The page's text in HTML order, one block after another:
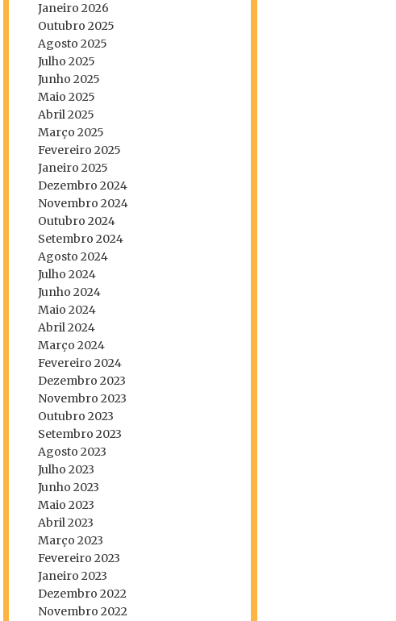
Janeiro 2026
Outubro 2025
Agosto 2025
Julho 2025
Junho 2025
Maio 2025
Abril 2025
Março 2025
Fevereiro 2025
Janeiro 2025
Dezembro 2024
Novembro 2024
Outubro 2024
Setembro 2024
Agosto 2024
Julho 2024
Junho 2024
Maio 2024
Abril 2024
Março 2024
Fevereiro 2024
Dezembro 2023
Novembro 2023
Outubro 2023
Setembro 2023
Agosto 2023
Julho 2023
Junho 2023
Maio 2023
Abril 2023
Março 2023
Fevereiro 2023
Janeiro 2023
Dezembro 2022
Novembro 2022